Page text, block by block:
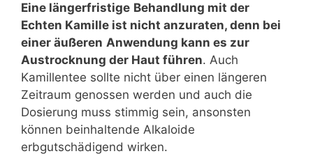
Eine längerfristige Behandlung mit der
Echten Kamille ist nicht anzuraten, denn bei
einer äußeren Anwendung kann es zur
Austrocknung der Haut führen. Auch
Kamillentee sollte nicht über einen längeren
Zeitraum genossen werden und auch die
Dosierung muss stimmig sein, ansonsten
können beinhaltende Alkaloide
erbgutschädigend wirken.